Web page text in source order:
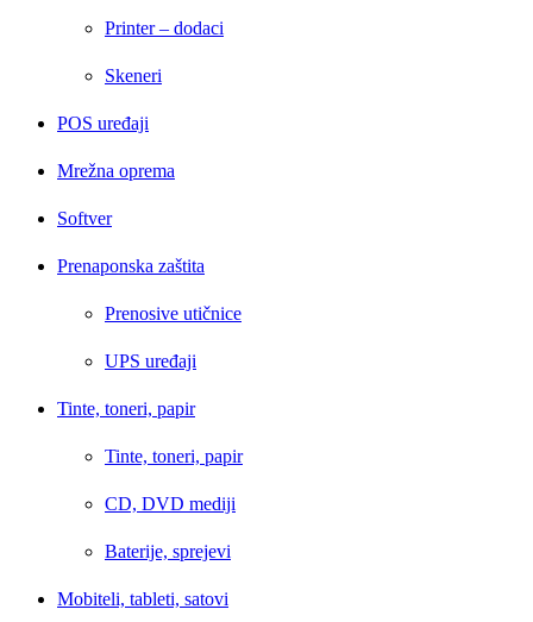
Printer – dodaci
Skeneri
POS uređaji
Mrežna oprema
Softver
Prenaponska zaštita
Prenosive utičnice
UPS uređaji
Tinte, toneri, papir
Tinte, toneri, papir
CD, DVD mediji
Baterije, sprejevi
Mobiteli, tableti, satovi